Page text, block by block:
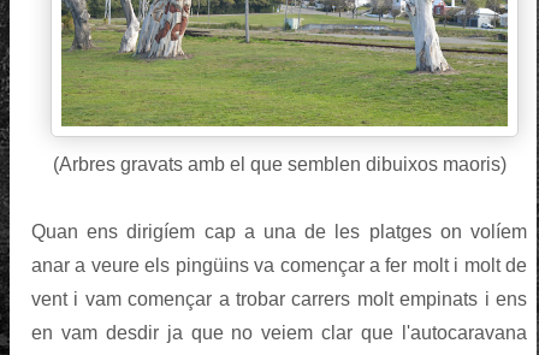
(Arbres gravats amb el que semblen dibuixos maoris)
Quan ens dirigíem cap a una de les platges on volíem
anar a veure els pingüins va començar a fer molt i molt de
vent i vam començar a trobar carrers molt empinats i ens
en vam desdir ja que no veiem clar que l'autocaravana